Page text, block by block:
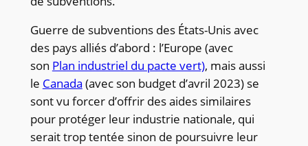
Guerre de subventions des États-Unis avec
des pays alliés d’abord : l’Europe (avec
son Plan industriel du pacte vert), mais aussi
le Canada (avec son budget d’avril 2023) se
sont vu forcer d’offrir des aides similaires
pour protéger leur industrie nationale, qui
serait trop tentée sinon de poursuivre leur